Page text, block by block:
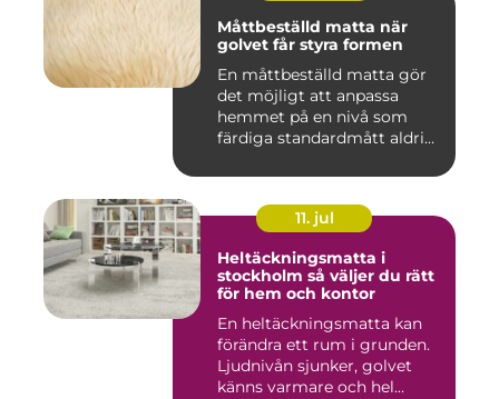
Måttbeställd matta när
golvet får styra formen
En måttbeställd matta gör
det möjligt att anpassa
hemmet på en nivå som
färdiga standardmått aldrig
11. jul
Heltäckningsmatta i
stockholm så väljer du rätt
för hem och kontor
En heltäckningsmatta kan
förändra ett rum i grunden.
Ljudnivån sjunker, golvet
känns varmare och hel...